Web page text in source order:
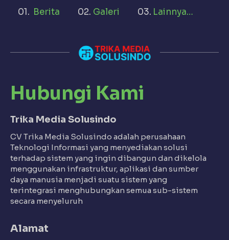
Berita Galeri Lainnya…
Hubungi Kami
Trika Media Solusindo
CV Trika Media Solusindo adalah perusahaan
Teknologi Informasi yang menyediakan solusi
terhadap sistem yang ingin dibangun dan dikelola
menggunakan infrastruktur, aplikasi dan sumber
daya manusia menjadi suatu sistem yang
terintegrasi menghubungkan semua sub-sistem
secara menyeluruh
Alamat